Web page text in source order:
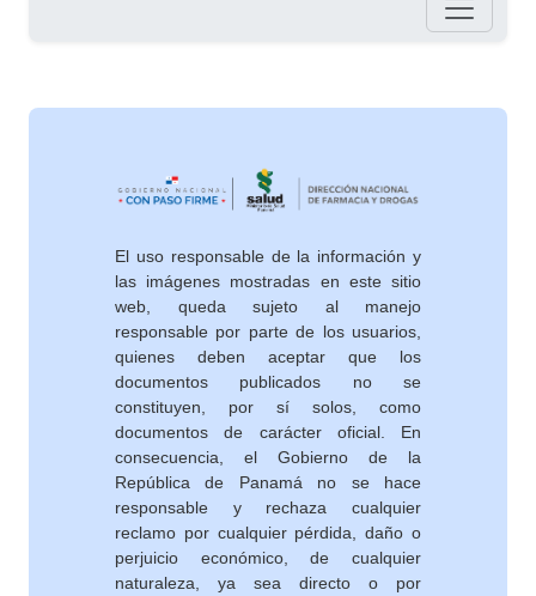
El uso responsable de la información y
las imágenes mostradas en este sitio
web, queda sujeto al manejo
responsable por parte de los usuarios,
quienes deben aceptar que los
documentos publicados no se
constituyen, por sí solos, como
documentos de carácter oficial. En
consecuencia, el Gobierno de la
República de Panamá no se hace
responsable y rechaza cualquier
reclamo por cualquier pérdida, daño o
perjuicio económico, de cualquier
naturaleza, ya sea directo o por